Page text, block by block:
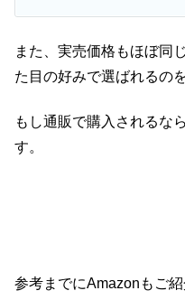
また、実売価格もほぼ同
た目の好みで選ばれるの
もし通販で購入されるな
す。
参考までにAmazonもご紹